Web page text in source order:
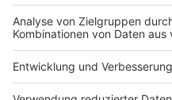
Nutzungsbedingungen
Jobs
Presse